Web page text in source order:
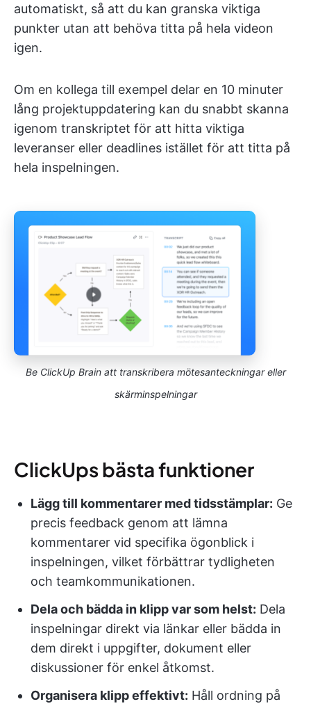
automatiskt, så att du kan granska viktiga
punkter utan att behöva titta på hela videon
igen.
Om en kollega till exempel delar en 10 minuter
lång projektuppdatering kan du snabbt skanna
igenom transkriptet för att hitta viktiga
leveranser eller deadlines istället för att titta på
hela inspelningen.
Be ClickUp Brain att transkribera mötesanteckningar eller
skärminspelningar
ClickUps bästa funktioner
Lägg till kommentarer med tidsstämplar: Ge
precis feedback genom att lämna
kommentarer vid specifika ögonblick i
inspelningen, vilket förbättrar tydligheten
och teamkommunikationen.
Dela och bädda in klipp var som helst: Dela
inspelningar direkt via länkar eller bädda in
dem direkt i uppgifter, dokument eller
diskussioner för enkel åtkomst.
Organisera klipp effektivt: Håll ordning på